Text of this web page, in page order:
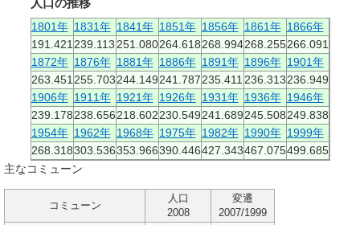
1801年 1831年 1841年 1851年 1856年 1861年 1866年
191.421 239.113 251.080264.618268.994268.255266.091
1872年 1876年 1881年 1886年 1891年 1896年 1901年
263.451 255.703244.149241.787235.411 236.313236.949
1906年 1911年 1921年 1926年 1931年 1936年 1946年
239.178238.656218.602230.549241.689245.508249.838
1954年 1962年 1968年 1975年 1982年 1990年 1999年
268.318303.536353.966390.446427.343467.075499.685
主なコミューン
コミューン
人口
2008
変遷
2007/1999